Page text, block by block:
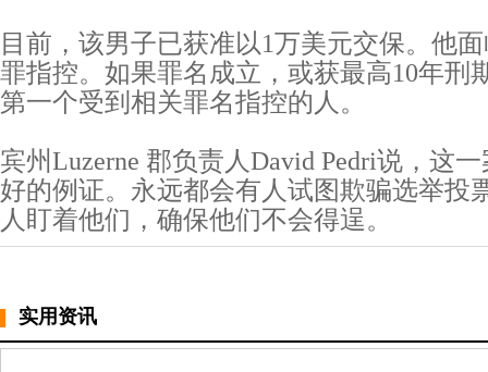
目前，该男子已获准以1万美元交保。他
罪指控。如果罪名成立，或获最高10年刑
第一个受到相关罪名指控的人。
宾州Luzerne 郡负责人David Pedri说，这
好的例证。永远都会有人试图欺骗选举投
人盯着他们，确保他们不会得逞。
实用资讯